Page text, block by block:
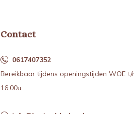
Contact
0617407352
Bereikbaar tijdens openingstijden WOE t/
16:00u